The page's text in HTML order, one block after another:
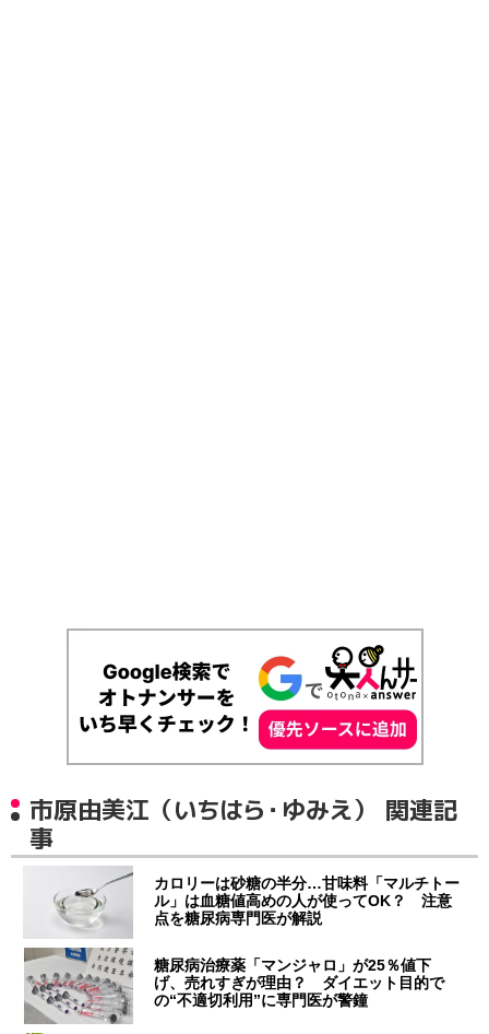
市原由美江（いちはら・ゆみえ） 関連記
事
カロリーは砂糖の半分…甘味料「マルチトー
ル」は血糖値高めの人が使ってOK？ 注意
点を糖尿病専門医が解説
糖尿病治療薬「マンジャロ」が25％値下
げ、売れすぎが理由？ ダイエット目的で
の“不適切利用”に専門医が警鐘